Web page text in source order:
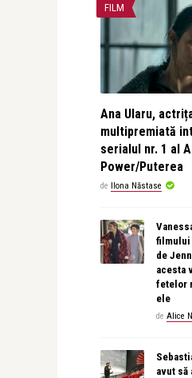
FILM
Ana Ularu,
multipremiată
serialul nr. 1 al
Power/Puterea
de Ilona Năstase
filmului
de
acesta
fetelor
ele
de Alice
avut să